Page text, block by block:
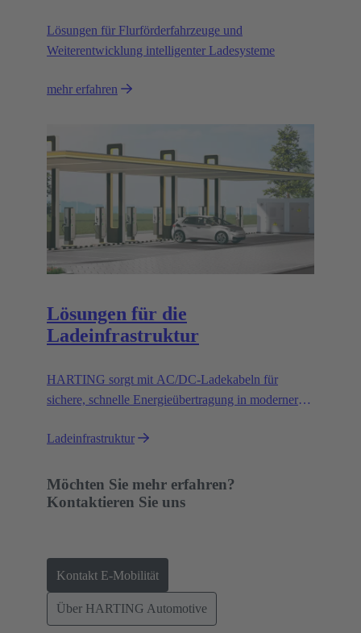
Lösungen für Flurförderfahrzeuge und
Weiterentwicklung intelligenter Ladesysteme
mehr erfahren
Lösungen für die
Ladeinfrastruktur
HARTING sorgt mit AC/DC-Ladekabeln für
sichere, schnelle Energieübertragung in moderner
Ladeinfrastruktur
Möchten Sie mehr erfahren?
Kontaktieren Sie uns
Kontakt E-Mobilität
Über HARTING Automotive